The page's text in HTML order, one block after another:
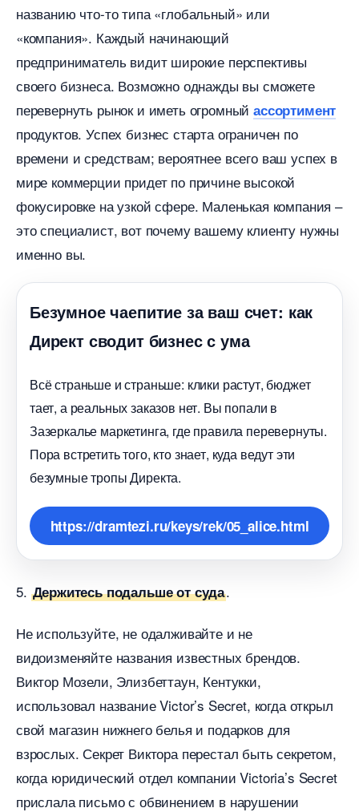
названию что-то типа «глобальный» или
«компания». Каждый начинающий
предприниматель видит широкие перспективы
своего бизнеса. Возможно однажды вы сможете
перевернуть рынок и иметь огромныйассортимент
продуктов. Успех бизнес старта ограничен по
ремени и средствам; вероятнее всего ваш успех
мире коммерции придет по причине высокой
фокусировке на узкой сфере. Маленькая компания –
это специалист, вот почему вашему клиенту нужны
именно вы.
Безумное чаепитие за ваш счет: как
Директ сводит бизнес с ума
сё страньше и страньше: клики растут, бюджет
тает, а реальных заказов нет. Вы попали
Зазеркалье маркетинга, где правила перевернуты.
Пора встретить того, кто знает, куда ведут эти
езумные тропы Директа.
https://dramtezi.ru/keys/rek/05_alice.html
5. Держитесь подальше от суда.
Не используйте, не одалживайте и не
идоизменяйте названия известных брендов.
иктор Мозели, Элизбеттаун, Кентукки,
использовал название Victor’s Secret, когда открыл
свой магазин нижнего белья и подарков для
зрослых. Секрет Виктора перестал быть секретом,
когда юридический отдел компании Victoria’s Secret
прислала письмо с обвинением в нарушении